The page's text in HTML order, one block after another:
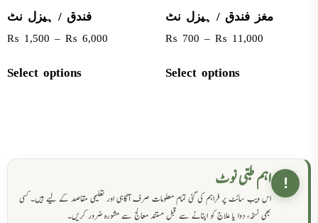
فندق / ہیزل نٹ
₨ 1,500 – ₨ 6,000
Select options
مغز فندق / ہیزل نٹ
₨ 700 – ₨ 11,000
Select options
! اہم طبی نوٹ
اس ویب سائٹ پر فراہم کی گئی تمام معلومات صرف آگاہی اور تعلیمی مقاصد کے لیے ہیں۔ کسی
بھی نسخہ، دوا یا علاج کو اپنانے سے قبل مستند معالج سے مشورہ ضرور کریں۔